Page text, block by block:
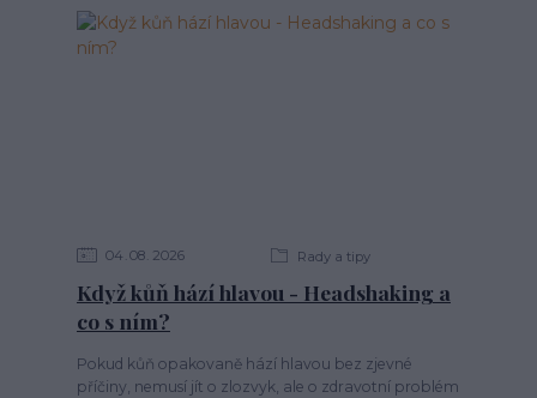
04 08 2026 Rady a tipy
Když kůň hází hlavou - Headshaking a
co s ním?
Pokud kůň opakovaně hází hlavou bez zjevné
příčiny, nemusí jít o zlozvyk, ale o zdravotní problém